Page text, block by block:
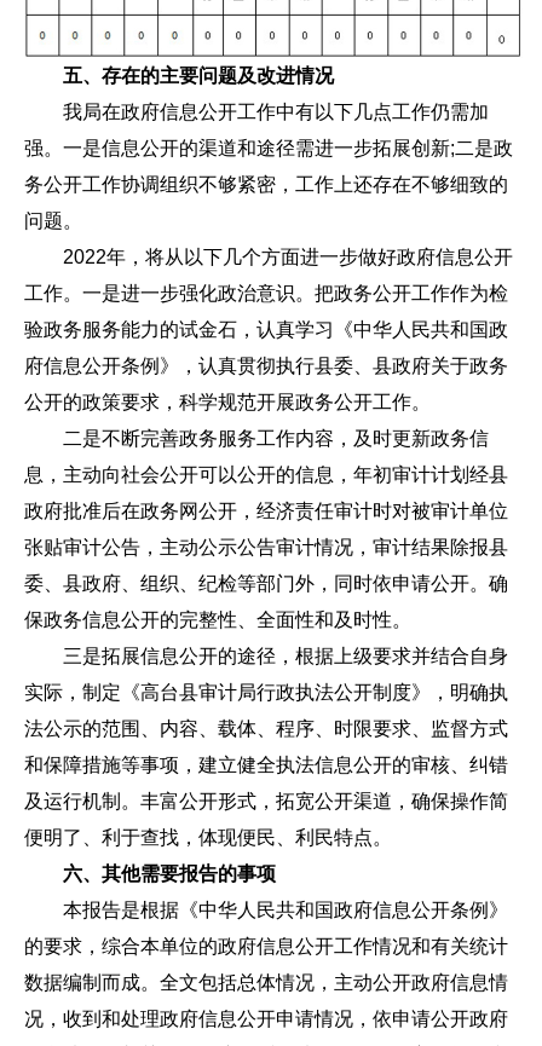
五、存在的主要问题及改进情况
我局在政府信息公开工作中有以下几点工作仍需加
强。一是信息公开的渠道和途径需进一步拓展创新;二是政
务公开工作协调组织不够紧密，工作上还存在不够细致的
问题。
2022年，将从以下几个方面进一步做好政府信息公开
工作。一是进一步强化政治意识。把政务公开工作作为检
验政务服务能力的试金石，认真学习《中华人民共和国政
府信息公开条例》，认真贯彻执行县委、县政府关于政务
公开的政策要求，科学规范开展政务公开工作。
二是不断完善政务服务工作内容，及时更新政务信
息，主动向社会公开可以公开的信息，年初审计计划经县
政府批准后在政务网公开，经济责任审计时对被审计单位
张贴审计公告，主动公示公告审计情况，审计结果除报县
委、县政府、组织、纪检等部门外，同时依申请公开。确
保政务信息公开的完整性、全面性和及时性。
三是拓展信息公开的途径，根据上级要求并结合自身
实际，制定《高台县审计局行政执法公开制度》，明确执
法公示的范围、内容、载体、程序、时限要求、监督方式
和保障措施等事项，建立健全执法信息公开的审核、纠错
及运行机制。丰富公开形式，拓宽公开渠道，确保操作简
便明了、利于查找，体现便民、利民特点。
六、其他需要报告的事项
本报告是根据《中华人民共和国政府信息公开条例》
的要求，综合本单位的政府信息公开工作情况和有关统计
数据编制而成。全文包括总体情况，主动公开政府信息情
况，收到和处理政府信息公开申请情况，依申请公开政府